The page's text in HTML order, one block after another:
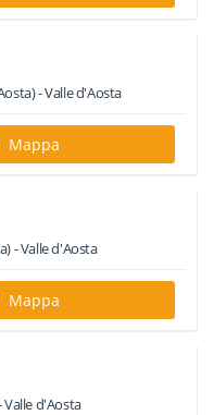
-Valle d'Aosta
Mappa
-Valle d'Aosta
Mappa
Valle d'Aosta